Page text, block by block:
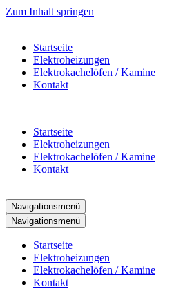
Zum Inhalt springen
Startseite
Elektroheizungen
Elektrokachelöfen / Kamine
Kontakt
Startseite
Elektroheizungen
Elektrokachelöfen / Kamine
Kontakt
Navigationsmenü
Navigationsmenü
Startseite
Elektroheizungen
Elektrokachelöfen / Kamine
Kontakt